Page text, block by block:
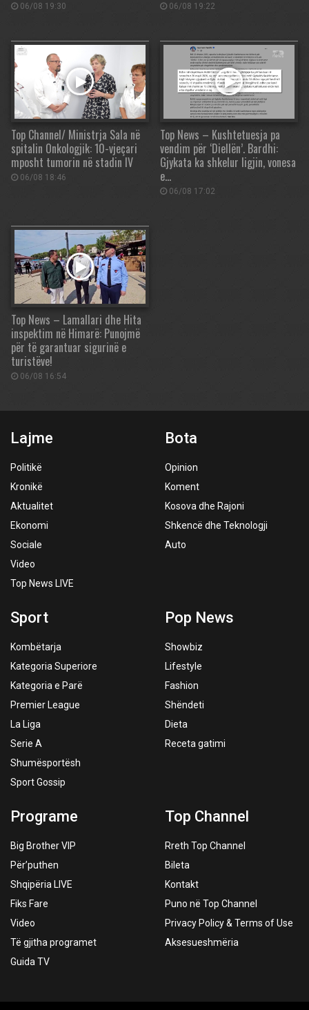
06/08 19:30 06/08 19:22
Top Channel/ Ministrja Sala në
spitalin Onkologjik: 10-vjeçari
mposht tumorin në stadin IV
06/08 18:46
Top News – Kushtetuesja pa
vendim për ‘Diellën’. Bardhi:
Gjykata ka shkelur ligjin, vonesa
e…
06/08 17:02
Top News – Lamallari dhe Hita
inspektim në Himarë: Punojmë
për të garantuar sigurinë e
turistëve!
06/08 16:54
Lajme
Politikë
Kronikë
Aktualitet
Ekonomi
Sociale
Video
Top News LIVE
Bota
Opinion
Koment
Kosova dhe Rajoni
Shkencë dhe Teknologji
Auto
Sport
Kombëtarja
Kategoria Superiore
Kategoria e Parë
Premier League
La Liga
Serie A
Shumësportësh
Sport Gossip
Pop News
Showbiz
Lifestyle
Fashion
Shëndeti
Dieta
Receta gatimi
Programe
Big Brother VIP
Për’puthen
Shqipëria LIVE
Fiks Fare
Video
Të gjitha programet
Guida TV
Top Channel
Rreth Top Channel
Bileta
Kontakt
Puno në Top Channel
Privacy Policy & Terms of Use
Aksesueshmëria